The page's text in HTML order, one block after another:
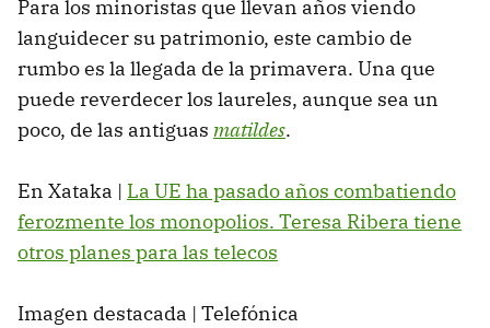
Para los minoristas que llevan años viendo
languidecer su patrimonio, este cambio de
rumbo es la llegada de la primavera. Una que
puede reverdecer los laureles, aunque sea un
poco, de las antiguas matildes.
En Xataka | La UE ha pasado años combatiendo
ferozmente los monopolios. Teresa Ribera tiene
otros planes para las telecos
Imagen destacada | Telefónica